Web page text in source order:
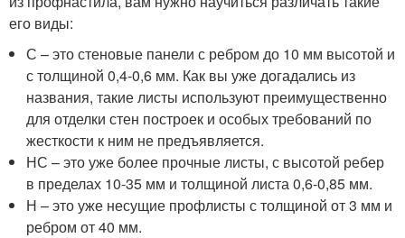
его виды:
С – это стеновые панели с ребром до 10 мм высотой и
с толщиной 0,4-0,6 мм. Как вы уже догадались из
названия, такие листы используют преимущественно
для отделки стен построек и особых требований по
жесткости к ним не предъявляется.
НС – это уже более прочные листы, с высотой ребер
в пределах 10-35 мм и толщиной листа 0,6-0,85 мм.
Н – это уже несущие профлисты с толщиной от 3 мм и
ребром от 40 мм.